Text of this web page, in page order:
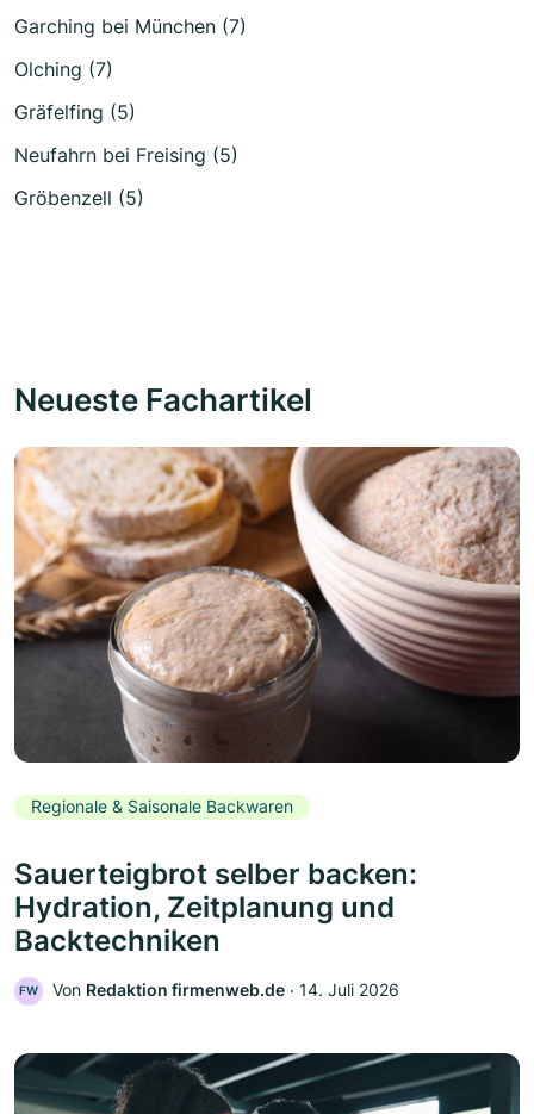
Garching bei München (7)
Olching (7)
Gräfelfing (5)
Neufahrn bei Freising (5)
Gröbenzell (5)
Neueste Fachartikel
Regionale & Saisonale Backwaren
Sauerteigbrot selber backen:
Hydration, Zeitplanung und
Backtechniken
FW Von Redaktion firmenweb.de ‧ 14. Juli 2026